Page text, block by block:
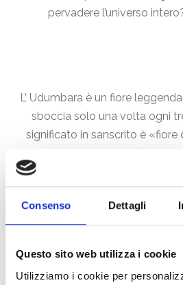
Consenso Dettagli
Questo sito web utilizza i cookie
Utilizziamo i cookie per
pervadere l’universo
L’ Udumbara è un fiore
sboccia solo una volta ogni
significato in sanscrito è «fiore
Cielo».
condivisione: crediamo
condivisione, nella vita di